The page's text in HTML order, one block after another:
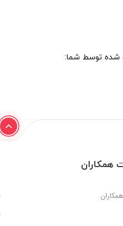
شده توسط شما:
همکاران